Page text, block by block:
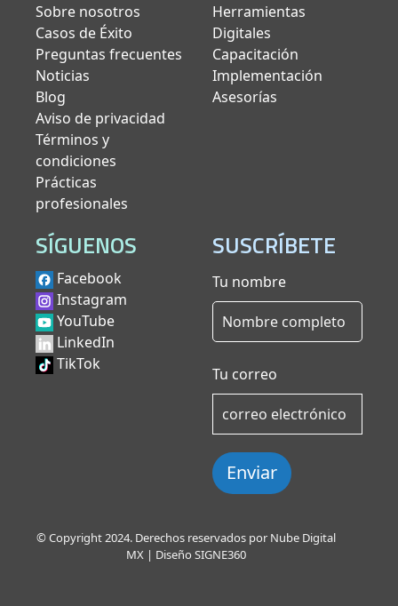
Sobre nosotros
Casos de Éxito
Preguntas frecuentes
Noticias
Blog
Aviso de privacidad
Términos y
condiciones
Prácticas
profesionales
Herramientas
Digitales
Capacitación
Implementación
Asesorías
SÍGUENOS
Facebook
Instagram
YouTube
LinkedIn
TikTok
SUSCRÍBETE
Tu nombre
Tu correo
Enviar
© Copyright 2024. Derechos reservados por Nube Digital
MX | Diseño SIGNE360